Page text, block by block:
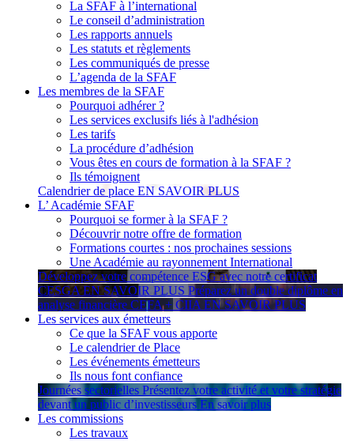
La SFAF à l’international
Le conseil d’administration
Les rapports annuels
Les statuts et règlements
Les communiqués de presse
L’agenda de la SFAF
Les membres de la SFAF
Pourquoi adhérer ?
Les services exclusifs liés à l'adhésion
Les tarifs
La procédure d’adhésion
Vous êtes en cours de formation à la SFAF ?
Ils témoignent
Calendrier de place EN SAVOIR PLUS
L’ Académie SFAF
Pourquoi se former à la SFAF ?
Découvrir notre offre de formation
Formations courtes : nos prochaines sessions
Une Académie au rayonnement International
Développez votre compétence ESG avec notre certificat
CESGA EN SAVOIR PLUS Préparez un double diplôme en
analyse financière CEFA + CIIA EN SAVOIR PLUS
Les services aux émetteurs
Ce que la SFAF vous apporte
Le calendrier de Place
Les événements émetteurs
Ils nous font confiance
Journées sectorielles Présentez votre activité et votre stratégie
devant un public d’investisseurs En savoir plus
Les commissions
Les travaux